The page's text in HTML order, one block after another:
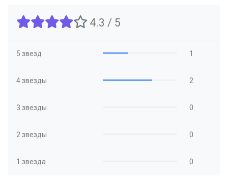
4.3 / 5
5 звезд 1
4 звезды 2
3 звезды 0
2 звезды 0
1 звезда 0